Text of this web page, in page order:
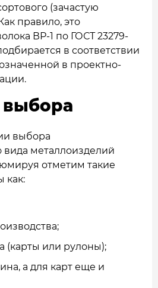
(зачастую
правило, это
ВР-1 по ГОСТ 23279-
в соответствии
в проектно-
выбора
вида металлоизделий
отметим такие
как:
(карты или рулоны);
а для карт еще и